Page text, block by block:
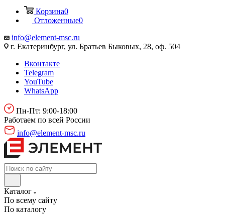
Корзина0
Отложенные0
info@element-msc.ru
г. Екатеринбург, ул. Братьев Быковых, 28, оф. 504
Вконтакте
Telegram
YouTube
WhatsApp
Пн-Пт: 9:00-18:00
Работаем по всей России
info@element-msc.ru
Каталог
По всему сайту
По каталогу